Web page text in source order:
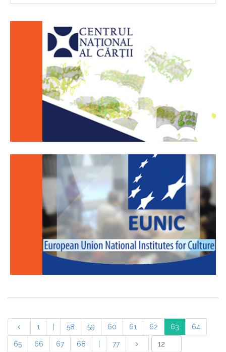
1 58 59 60 61 62 63 64
65 66 67 68 77